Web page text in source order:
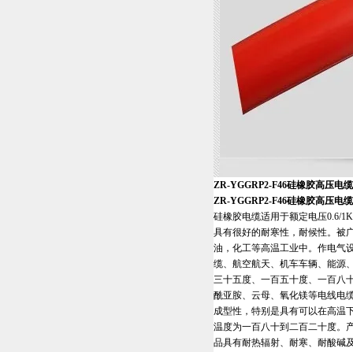
ZR-YGGRP2-F46硅橡胶高压电
ZR-YGGRP2-F46硅橡胶高压电
硅橡胶电缆适用于额定电压0.6/
具有很好的耐寒性，耐候性。被
油，化工等高温工业中。作电气
缆、航空航天、机车车辆、能源
三十五度、一百五十度、一百八
酰亚胺、云母、氧化镁等电线电
成型性，特别是具有可以在高温
温度为一百八十到二百二十度。
品具有耐热辐射、耐寒、耐酸碱